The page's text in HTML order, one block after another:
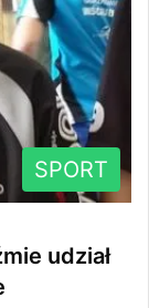
SPORT
udział